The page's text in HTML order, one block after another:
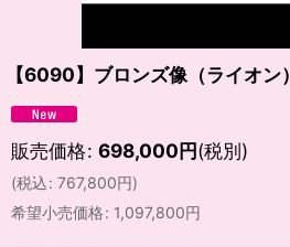
【6090】ブロンズ像（ライオン）
販売価格: 698,000円(税別)
(税込: 767,800円)
希望小売価格: 1,097,800円